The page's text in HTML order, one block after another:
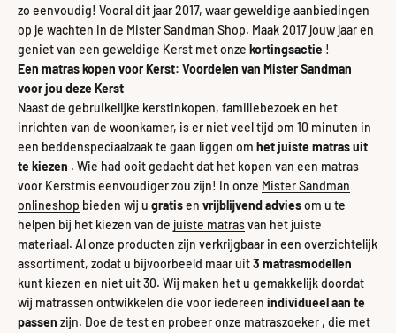
zo eenvoudig! Vooral dit jaar 2017, waar geweldige aanbiedingen
op je wachten in de Mister Sandman Shop. Maak 2017 jouw jaar en
geniet van een geweldige Kerst met onze kortingsactie !
Een matras kopen voor Kerst: Voordelen van Mister Sandman
voor jou deze Kerst
Naast de gebruikelijke kerstinkopen, familiebezoek en het
inrichten van de woonkamer, is er niet veel tijd om 10 minuten in
een beddenspeciaalzaak te gaan liggen om het juiste matras uit
te kiezen . Wie had ooit gedacht dat het kopen van een matras
voor Kerstmis eenvoudiger zou zijn! In onze Mister Sandman
onlineshop bieden wij u gratisen vrijblijvend adviesom u te
helpen bij het kiezen van de juiste matrasvan het juiste
materiaal. Al onze producten zijn verkrijgbaar in een overzichtelijk
assortiment, zodat u bijvoorbeeld maar uit3 matrasmodellen
kunt kiezen en niet uit 30. Wij maken het u gemakkelijk doordat
wij matrassen ontwikkelen die voor iedereen individueel aan te
passen zijn. Doe de test en probeer onze matraszoeker , die met